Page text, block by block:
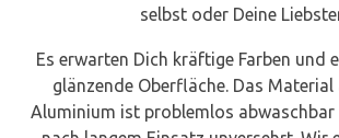
selbst oder Deine
Es erwarten Dich kräftige Farben und
glänzende Oberfläche. Das
Aluminium ist problemlos abwaschbar